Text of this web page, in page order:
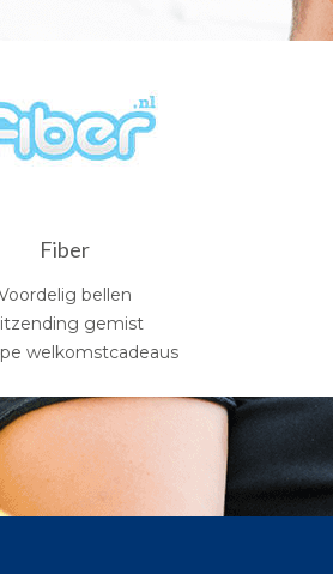
Fiber
bellen
gemist
welkomstcadeaus